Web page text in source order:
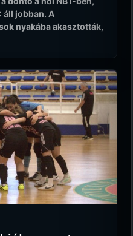
áll jobban. A
nyakába akasztották,